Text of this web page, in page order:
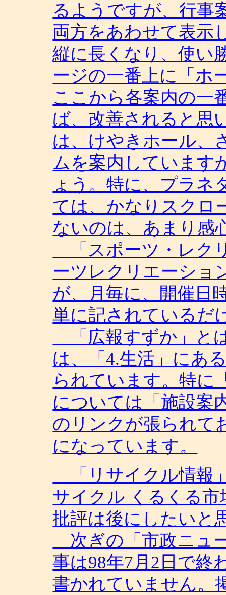
るようですが、行事
両方をあわせて表示
縦に長くなり、使い
ージの一番上に「ホ
ここから各案内の一
ば、改善されると思
は、けやきホール、
ムを案内しています
ょう。特に、プラネ
ては、かなりスクロ
ないのは、あまり感
「スポーツ・レク
ーツレクリエーショ
が、月毎に、開催日
単に記されているだ
「広報すずか」と
は、「4.生活」にあ
られています。特に
については「施設案
のリンクが張られて
になっています。
「リサイクル情報
サイクル くるくる
批評は後にしたいと
次ぎの「市政ニュ
事は98年7月2日で終
書かれていません。